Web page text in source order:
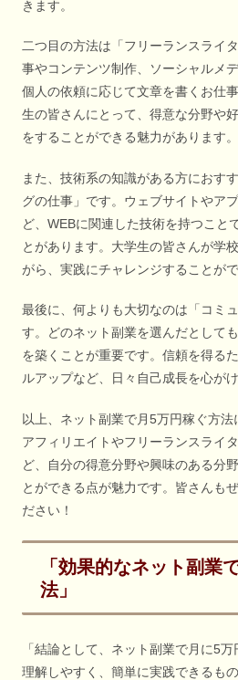
きます。
二つ目の方法は「フリーランスライ
事やコンテンツ制作、ソーシャルメ
個人の依頼に応じて文章を書くお仕
生の皆さんにとって、得意な分野や
をすることができる魅力があります。
また、技術系の知識がある方におす
グの仕事」です。ウェブサイトやア
ど、WEBに関連した技術を持つこと
とがあります。大学生の皆さんが学
がら、実践にチャレンジすることがで
最後に、何よりも大切なのは「コミ
す。どのネット副業を選んだとして
を築くことが重要です。信頼を得る
ルアップなど、日々自己成長を心がけ
以上、ネット副業で月5万円稼ぐ方法
アフィリエイトやフリーランスライ
ど、自分の得意分野や興味のある分
とができる点が魅力です。皆さんも
ださい！
「効果的なネット副業
法」
「結論として、ネット副業で月に5
理解しやすく、簡単に実践できるも